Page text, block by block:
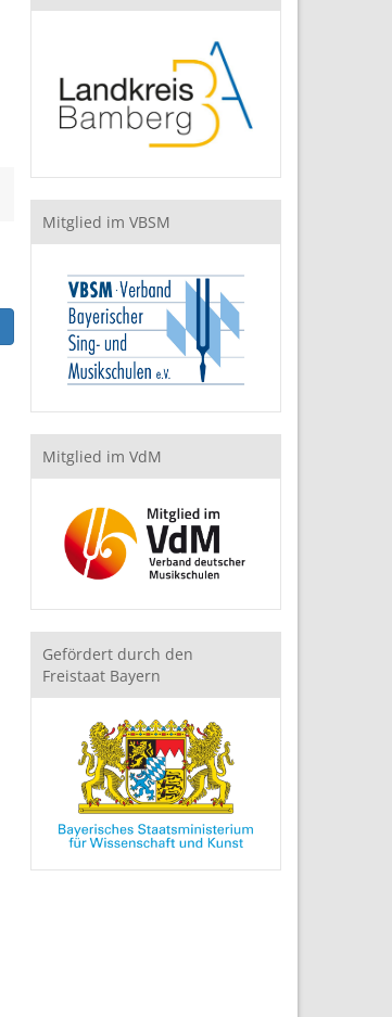
Mitglied im VBSM
Mitglied im VdM
Gefördert durch den
Freistaat Bayern